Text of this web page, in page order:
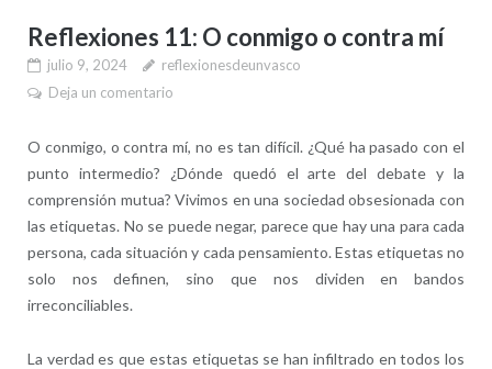
Reflexiones 11: O conmigo o contra mí
julio 9, 2024
reflexionesdeunvasco
Deja un comentario
O conmigo, o contra mí, no es tan difícil. ¿Qué ha pasado con el
punto intermedio? ¿Dónde quedó el arte del debate y la
comprensión mutua? Vivimos en una sociedad obsesionada con
las etiquetas. No se puede negar, parece que hay una para cada
persona, cada situación y cada pensamiento. Estas etiquetas no
solo nos definen, sino que nos dividen en bandos
irreconciliables.
La verdad es que estas etiquetas se han infiltrado en todos los